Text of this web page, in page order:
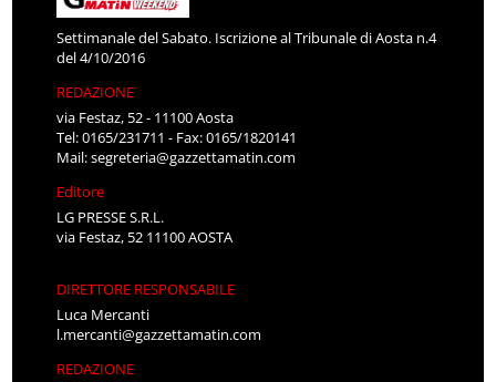
Settimanale del Sabato. Iscrizione al Tribunale di Aosta n.4
del 4/10/2016
REDAZIONE
via Festaz, 52 - 11100 Aosta
Tel: 0165/231711 - Fax: 0165/1820141
Mail:segreteria@gazzettamatin.com
Editore
LG PRESSE S.R.L.
via Festaz, 52 11100 AOSTA
DIRETTORE RESPONSABILE
Luca Mercanti
l.mercanti@gazzettamatin.com
REDAZIONE